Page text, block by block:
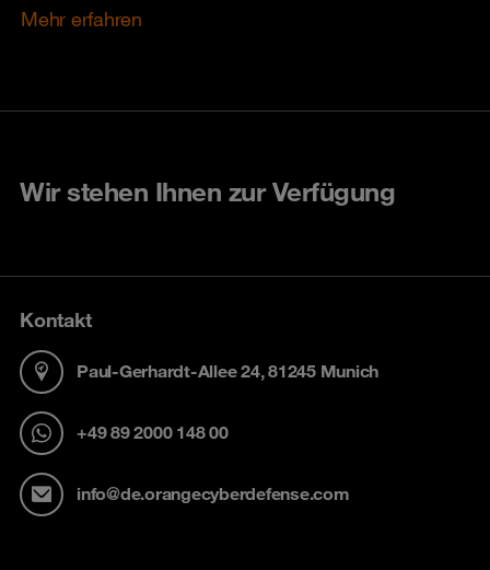
Mehr erfahren
Wir stehen Ihnen zur Verfügung
Kontakt
Paul-Gerhardt-Allee 24, 81245 Munich
+49 89 2000 148 00
info@de.orangecyberdefense.com